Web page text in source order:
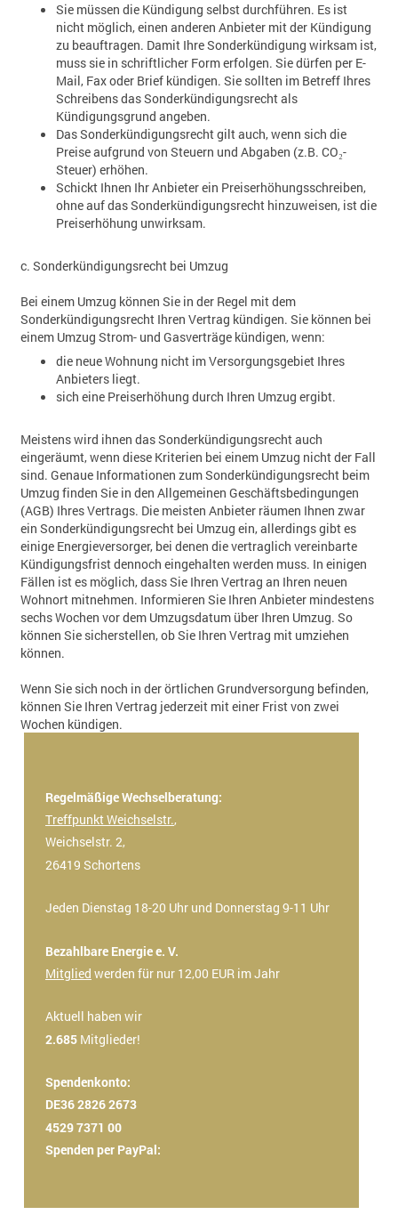
Sie müssen die Kündigung selbst durchführen. Es ist
nicht möglich, einen anderen Anbieter mit der Kündigung
zu beauftragen. Damit Ihre Sonderkündigung wirksam ist,
muss sie in schriftlicher Form erfolgen. Sie dürfen per E-
Mail, Fax oder Brief kündigen. Sie sollten im Betreff Ihres
Schreibens das Sonderkündigungsrecht als
Kündigungsgrund angeben.
Das Sonderkündigungsrecht gilt auch, wenn sich die
Preise aufgrund von Steuern und Abgaben (z.B. CO₂-
Steuer) erhöhen.
Schickt Ihnen Ihr Anbieter ein Preiserhöhungsschreiben,
ohne auf das Sonderkündigungsrecht hinzuweisen, ist die
Preiserhöhung unwirksam.
c. Sonderkündigungsrecht bei Umzug
Bei einem Umzug können Sie in der Regel mit dem
Sonderkündigungsrecht Ihren Vertrag kündigen. Sie können bei
einem Umzug Strom- und Gasverträge kündigen, wenn:
die neue Wohnung nicht im Versorgungsgebiet Ihres
Anbieters liegt.
sich eine Preiserhöhung durch Ihren Umzug ergibt.
Meistens wird ihnen das Sonderkündigungsrecht auch
eingeräumt, wenn diese Kriterien bei einem Umzug nicht der Fall
sind. Genaue Informationen zum Sonderkündigungsrecht beim
Umzug finden Sie in den Allgemeinen Geschäftsbedingungen
(AGB) Ihres Vertrags. Die meisten Anbieter räumen Ihnen zwar
ein Sonderkündigungsrecht bei Umzug ein, allerdings gibt es
einige Energieversorger, bei denen die vertraglich vereinbarte
Kündigungsfrist dennoch eingehalten werden muss. In einigen
Fällen ist es möglich, dass Sie Ihren Vertrag an Ihren neuen
Wohnort mitnehmen. Informieren Sie Ihren Anbieter mindestens
sechs Wochen vor dem Umzugsdatum über Ihren Umzug. So
können Sie sicherstellen, ob Sie Ihren Vertrag mit umziehen
können.
Wenn Sie sich noch in der örtlichen Grundversorgung befinden,
können Sie Ihren Vertrag jederzeit mit einer Frist von zwei
Wochen kündigen.
Regelmäßige Wechselberatung:
Treffpunkt Weichselstr.,
Weichselstr. 2,
26419 Schortens
Jeden Dienstag 18-20 Uhr und Donnerstag 9-11 Uhr
Bezahlbare Energie e. V.
Mitglied werden für nur 12,00 EUR im Jahr
Aktuell haben wir
2.685 Mitglieder!
Spendenkonto:
DE36 2826 2673
4529 7371 00
Spenden per PayPal: